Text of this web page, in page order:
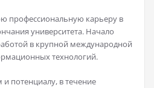
профессиональную карьеру в
университета. Начало
в крупной международной
технологий.
потенциалу, в течение